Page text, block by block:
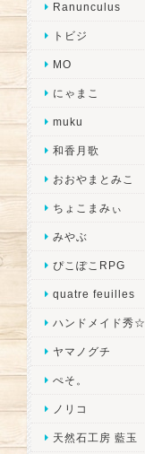
Ranunculus
トビジ
MO
にゃまこ
muku
和香月歌
おおやまとみこ
ちょこまみぃ
みやぶ
ぴこぽこRPG
quatre feuilles
ハンドメイド秀☆
ヤマノグチ
ぺそ。
ノリコ
天然石工房 藍玉